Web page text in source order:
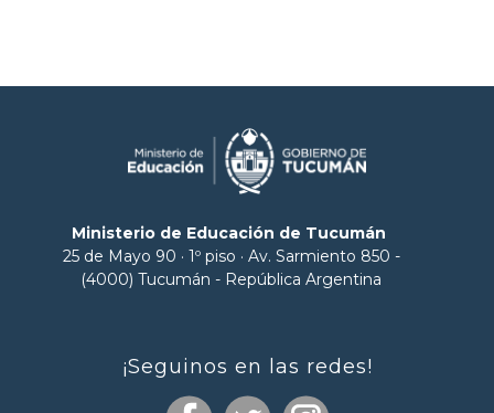
Ministerio de Educación de Tucumán
25 de Mayo 90 · 1º piso · Av. Sarmiento 850 -
(4000) Tucumán - República Argentina
¡Seguinos en las redes!